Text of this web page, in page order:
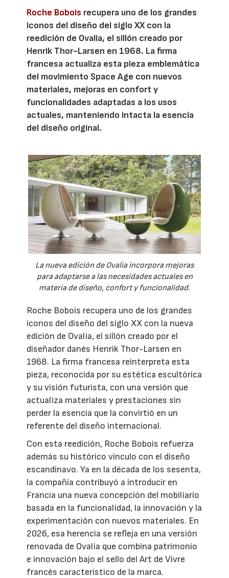
Roche Bobois recupera uno de los grandes
iconos del diseño del siglo XX con la
reedición de Ovalia, el sillón creado por
Henrik Thor-Larsen en 1968. La firma
francesa actualiza esta pieza emblemática
del movimiento Space Age con nuevos
materiales, mejoras en confort y
funcionalidades adaptadas a los usos
actuales, manteniendo intacta la esencia
del diseño original.
La nueva edición de Ovalia incorpora mejoras
para adaptarse a las necesidades actuales en
materia de diseño, confort y funcionalidad.
Roche Bobois recupera uno de los grandes
iconos del diseño del siglo XX con la nueva
edición de Ovalia, el sillón creado por el
diseñador danés Henrik Thor-Larsen en
1968. La firma francesa reinterpreta esta
pieza, reconocida por su estética escultórica
y su visión futurista, con una versión que
actualiza materiales y prestaciones sin
perder la esencia que la convirtió en un
referente del diseño internacional.
Con esta reedición, Roche Bobois refuerza
además su histórico vínculo con el diseño
escandinavo. Ya en la década de los sesenta,
la compañía contribuyó a introducir en
Francia una nueva concepción del mobiliario
basada en la funcionalidad, la innovación y la
experimentación con nuevos materiales. En
2026, esa herencia se refleja en una versión
renovada de Ovalia que combina patrimonio
e innovación bajo el sello del Art de Vivre
francés característico de la marca.